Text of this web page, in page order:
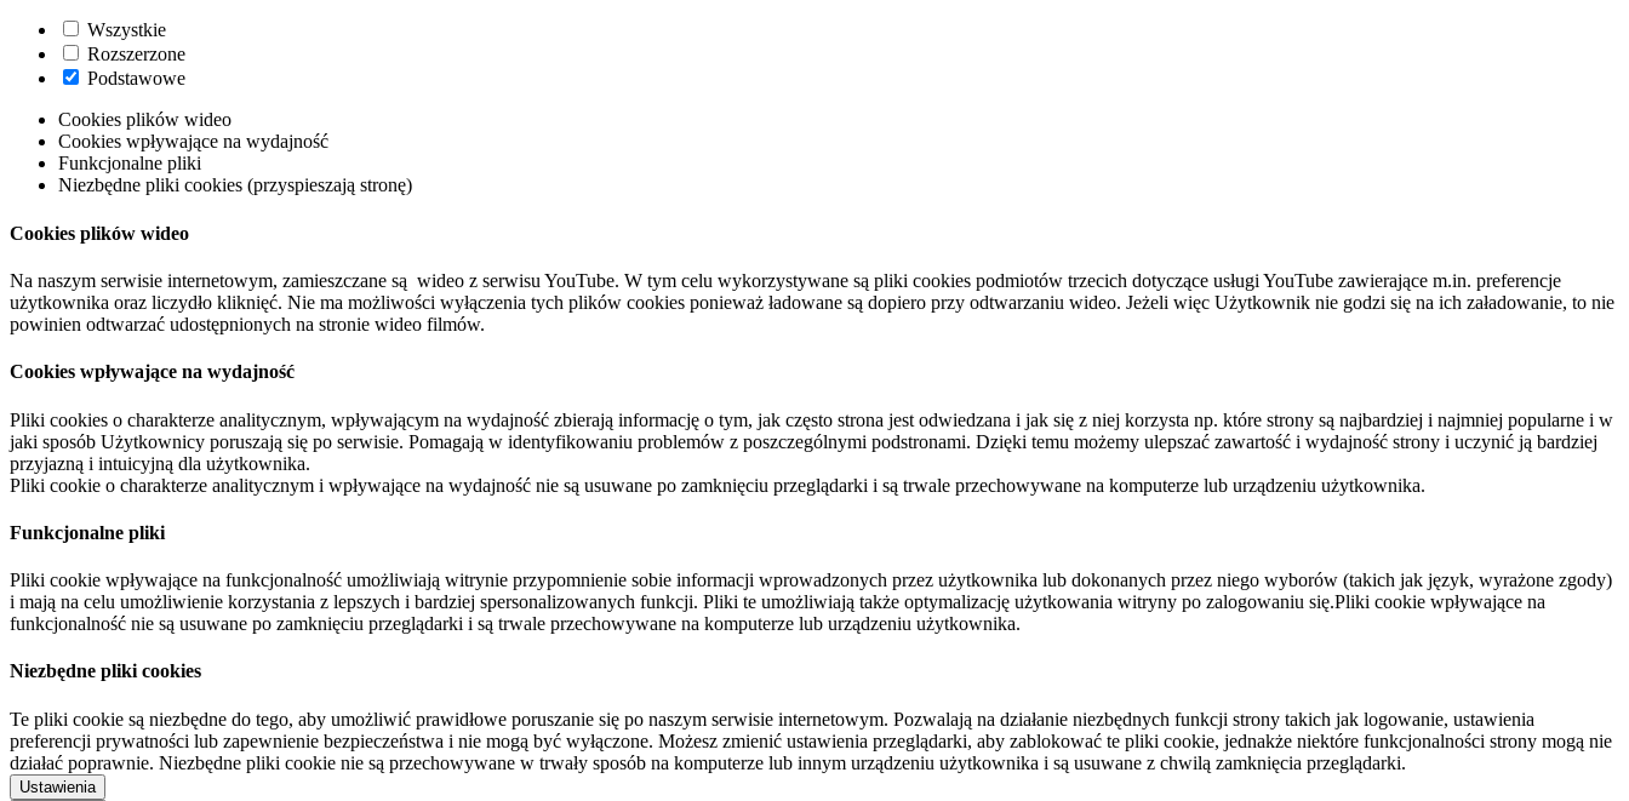
Wszystkie
Rozszerzone
Podstawowe
Cookies plików wideo
Cookies wpływające na wydajność
Funkcjonalne pliki
Niezbędne pliki cookies (przyspieszają stronę)
Cookies plików wideo
Na naszym serwisie internetowym, zamieszczane są wideo z serwisu YouTube. W tym celu wykorzystywane są pliki cookies podmiotów trzecich dotyczące usługi YouTube zawierające m.in. preferencje
użytkownika oraz liczydło kliknięć. Nie ma możliwości wyłączenia tych plików cookies ponieważ ładowane są dopiero przy odtwarzaniu wideo. Jeżeli więc Użytkownik nie godzi się na ich załadowanie, to nie
powinien odtwarzać udostępnionych na stronie wideo filmów.
Cookies wpływające na wydajność
Pliki cookies o charakterze analitycznym, wpływającym na wydajność zbierają informację o tym, jak często strona jest odwiedzana i jak się z niej korzysta np. które strony są najbardziej i najmniej popularne i w
jaki sposób Użytkownicy poruszają się po serwisie. Pomagają w identyfikowaniu problemów z poszczególnymi podstronami. Dzięki temu możemy ulepszać zawartość i wydajność strony i uczynić ją bardziej
przyjazną i intuicyjną dla użytkownika.
Pliki cookie o charakterze analitycznym i wpływające na wydajność nie są usuwane po zamknięciu przeglądarki i są trwale przechowywane na komputerze lub urządzeniu użytkownika.
Funkcjonalne pliki
Pliki cookie wpływające na funkcjonalność umożliwiają witrynie przypomnienie sobie informacji wprowadzonych przez użytkownika lub dokonanych przez niego wyborów (takich jak język, wyrażone zgody)
i mają na celu umożliwienie korzystania z lepszych i bardziej spersonalizowanych funkcji. Pliki te umożliwiają także optymalizację użytkowania witryny po zalogowaniu się.Pliki cookie wpływające na
funkcjonalność nie są usuwane po zamknięciu przeglądarki i są trwale przechowywane na komputerze lub urządzeniu użytkownika.
Niezbędne pliki cookies
Te pliki cookie są niezbędne do tego, aby umożliwić prawidłowe poruszanie się po naszym serwisie internetowym. Pozwalają na działanie niezbędnych funkcji strony takich jak logowanie, ustawienia
preferencji prywatności lub zapewnienie bezpieczeństwa i nie mogą być wyłączone. Możesz zmienić ustawienia przeglądarki, aby zablokować te pliki cookie, jednakże niektóre funkcjonalności strony mogą nie
działać poprawnie. Niezbędne pliki cookie nie są przechowywane w trwały sposób na komputerze lub innym urządzeniu użytkownika i są usuwane z chwilą zamknięcia przeglądarki.
Ustawienia